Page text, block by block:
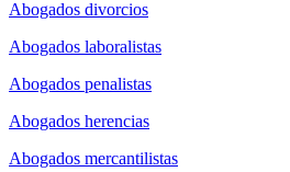
Abogados divorcios
Abogados laboralistas
Abogados penalistas
Abogados herencias
Abogados mercantilistas